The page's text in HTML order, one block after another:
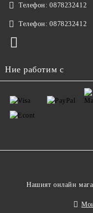
Телефон: 0878232412
Телефон: 0878232412
Ние работим с
Нашият онлайн